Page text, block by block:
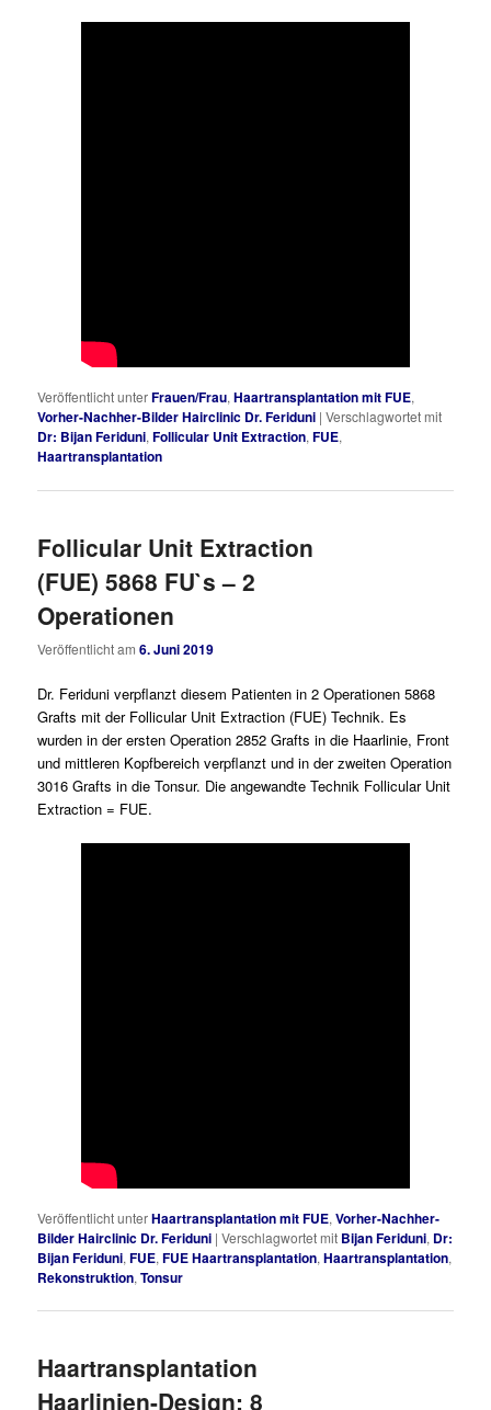
Veröffentlicht unterFrauen/Frau,Haartransplantation mit FUE,
Vorher-Nachher-Bilder Hairclinic Dr. Feriduni |Verschlagwortet mit
Dr: Bijan Feriduni,Follicular Unit Extraction,FUE,
Haartransplantation
Follicular Unit Extraction
(FUE) 5868 FU`s – 2
Operationen
Veröffentlicht am6. Juni 2019
Dr. Feriduni verpflanzt diesem Patienten in 2 Operationen 5868
Grafts mit der Follicular Unit Extraction (FUE) Technik. Es
wurden in der ersten Operation 2852 Grafts in die Haarlinie, Front
und mittleren Kopfbereich verpflanzt und in der zweiten Operation
3016 Grafts in die Tonsur. Die angewandte Technik Follicular Unit
Extraction = FUE.
Veröffentlicht unterHaartransplantation mit FUE,Vorher-Nachher-
Bilder Hairclinic Dr. Feriduni |Verschlagwortet mit Bijan Feriduni, Dr:
Bijan Feriduni,FUE,FUE Haartransplantation,Haartransplantation,
Rekonstruktion,Tonsur
Haartransplantation
Haarlinien-Design: 8